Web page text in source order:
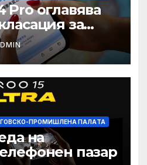
Pro оглавява
за
75%
цената
ПРОМИШЛЕНА ПАЛAТА
на
пазар